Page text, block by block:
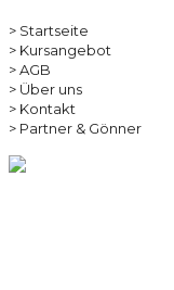
> Startseite
> Kursangebot
> AGB
> Über uns
> Kontakt
> Partner & Gönner